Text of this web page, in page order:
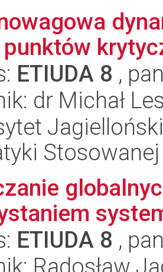
ETIUDA 8 ,
dr Michał
Stosowanej
ETIUDA 8 ,
Radosław